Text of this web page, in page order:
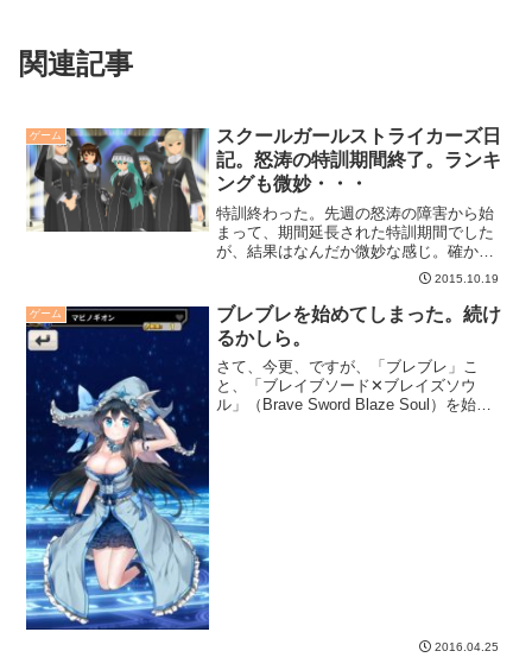
関連記事
ゲーム
スクールガールストライカーズ日
記。怒涛の特訓期間終了。ランキ
ングも微妙・・・
特訓終わった。先週の怒涛の障害から始
まって、期間延長された特訓期間でした
が、結果はなんだか微妙な感じ。確かに
ランキングは悪くないんですがね。2015.10.19
ゲーム
ブレブレを始めてしまった。続け
るかしら。
さて、今更、ですが、「ブレブレ」こ
と、「ブレイブソード✕ブレイズソウ
ル」（Brave Sword Blaze Soul）を始め
2016.04.25